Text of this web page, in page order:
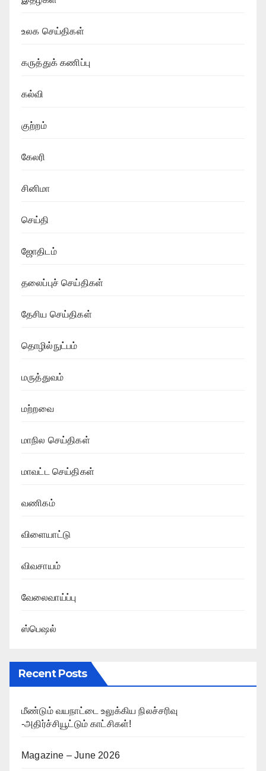
உலக செய்திகள்
கருத்துக் கணிப்பு
கல்வி
குற்றம்
கேலரி
சினிமா
செய்தி
ஜோதிடம்
தலைப்புச் செய்திகள்
தேசிய செய்திகள்
தொழில்நுட்பம்
மருத்துவம்
மற்றவை
மாநில செய்திகள்
மாவட்ட செய்திகள்
வணிகம்
விளையாட்டு
விவசாயம்
வேலைவாய்ப்பு
ஸ்பெஷல்
Recent Posts
மீண்டும் வயநாட்டை உலுக்கிய நிலச்சரிவு
-அதிர்ச்சியூட்டும் காட்சிகள்!
Magazine – June 2026